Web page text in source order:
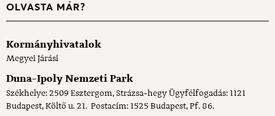
OLVASTA MÁR?
Kormányhivatalok
Megyei Járási
Duna-Ipoly Nemzeti Park
Székhelye: 2509 Esztergom, Strázsa-hegy Ügyfélfogadás: 1121
Budapest, Költő u. 21. Postacím: 1525 Budapest, Pf. 86.